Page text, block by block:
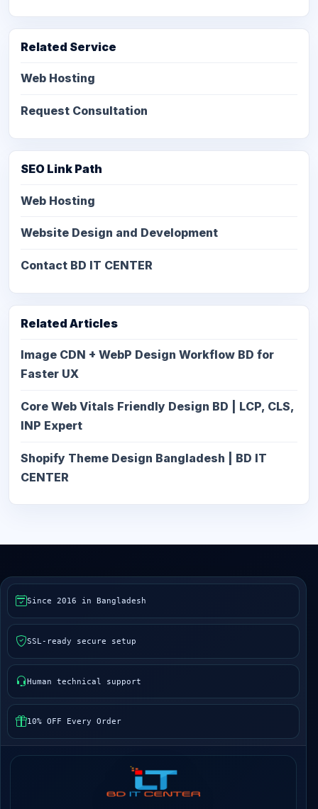
Related Service
Web Hosting
Request Consultation
SEO Link Path
Web Hosting
Website Design and Development
Contact BD IT CENTER
Related Articles
Image CDN + WebP Design Workflow BD for
Faster UX
Core Web Vitals Friendly Design BD | LCP, CLS,
INP Expert
Shopify Theme Design Bangladesh | BD IT
CENTER
Since 2016 in Bangladesh
SSL-ready secure setup
Human technical support
10% OFF Every Order